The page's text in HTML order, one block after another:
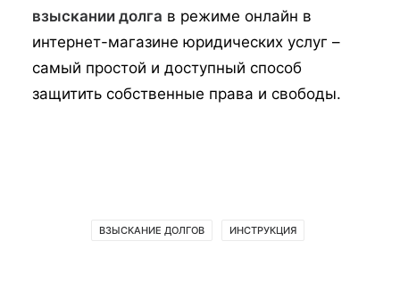
взыскании долга в режиме онлайн в
интернет-магазине юридических услуг –
самый простой и доступный способ
защитить собственные права и свободы.
ВЗЫСКАНИЕ ДОЛГОВ ИНСТРУКЦИЯ